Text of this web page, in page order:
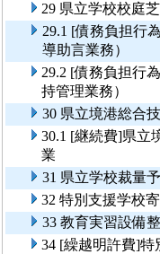
29 県立学校校庭
29.1 [債務負担行
導助言業務）
29.2 [債務負担行
持管理業務）
30 県立境港総合
30.1 [継続費]県立
業
31 県立学校裁量
32 特別支援学校
33 教育実習設備
34 [繰越明許費]